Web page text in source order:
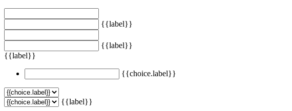
{{label}}
{{label}}
{{label}}
{{choice.label}}
{{label}}